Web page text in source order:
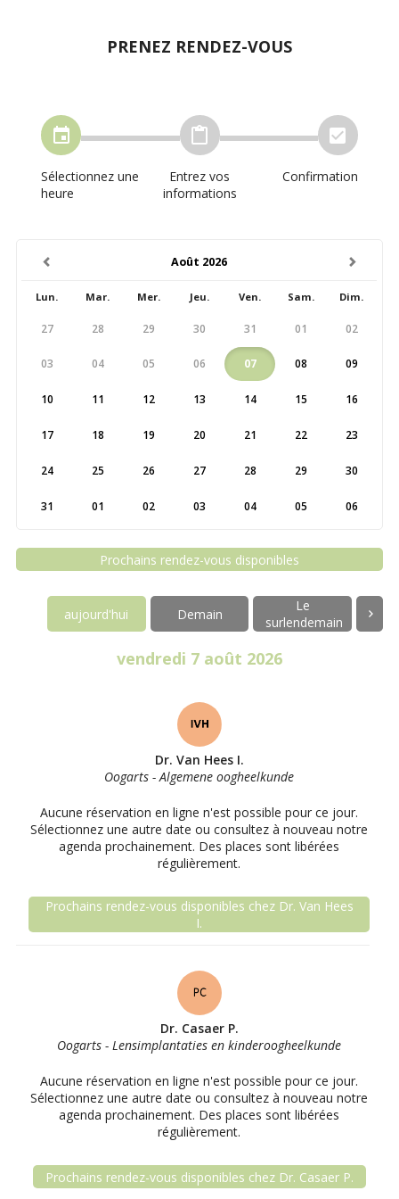
PRENEZ RENDEZ-VOUS
Sélectionnez une
heure
Entrez vos
informations
Confirmation
Août 2026 next
Lun. Mar. Mer. Jeu. Ven. Sam. Dim.
27 28 29 30 31 01 02
03 04 05 06 07 08 09
10 11 12 13 14 15 16
17 18 19 20 21 22 23
24 25 26 27 28 29 30
31 01 02 03 04 05 06
Prochains rendez-vous disponibles
aujourd'hui Demain
Le
surlendemain
vendredi 7 août 2026
Dr. Van Hees I.
Oogarts - Algemene oogheelkunde
Aucune réservation en ligne n'est possible pour ce jour.
Sélectionnez une autre date ou consultez à nouveau notre
agenda prochainement. Des places sont libérées
régulièrement.
Prochains rendez-vous disponibles chez Dr. Van Hees
I.
Dr. Casaer P.
Oogarts - Lensimplantaties en kinderoogheelkunde
Aucune réservation en ligne n'est possible pour ce jour.
Sélectionnez une autre date ou consultez à nouveau notre
agenda prochainement. Des places sont libérées
régulièrement.
Prochains rendez-vous disponibles chez Dr. Casaer P.